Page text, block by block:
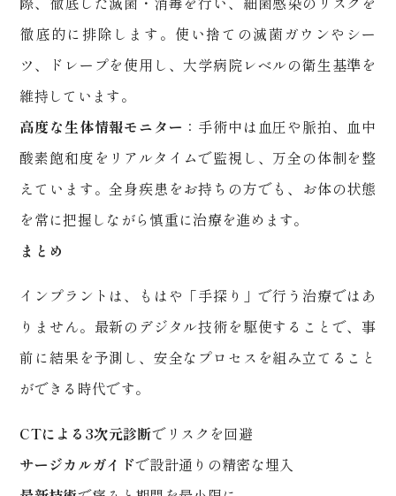
徹底的に排除します。使い捨ての滅菌ガウンやシー
ツ、ドレープを使用し、大学病院レベルの衛生基準を
維持しています。
高度な生体情報モニター ：手術中は血圧や脈拍、血中
酸素飽和度をリアルタイムで監視し、万全の体制を整
えています。全身疾患をお持ちの方でも、お体の状態
を常に把握しながら慎重に治療を進めます。
まとめ
インプラントは、もはや「手探り」で行う治療ではあ
りません。最新のデジタル技術を駆使することで、事
前に結果を予測し、安全なプロセスを組み立てること
ができる時代です。
CTによる 3次元診断でリスクを回避
サージカルガイドで設計通りの精密な埋入